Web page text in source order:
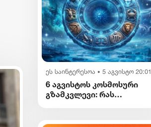
ეს საინტერესოა • 5 აგვისტო 20:01
6 აგვისტოს კოსმოსური
გზამკვლევი: რას